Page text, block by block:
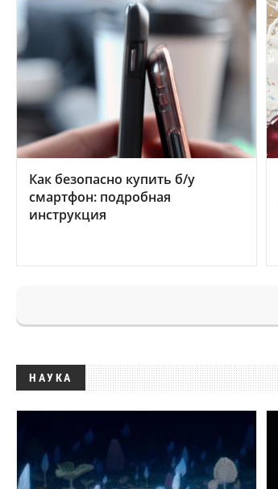
Как безопасно купить б/у
смартфон: подробная
инструкция
НАУКА